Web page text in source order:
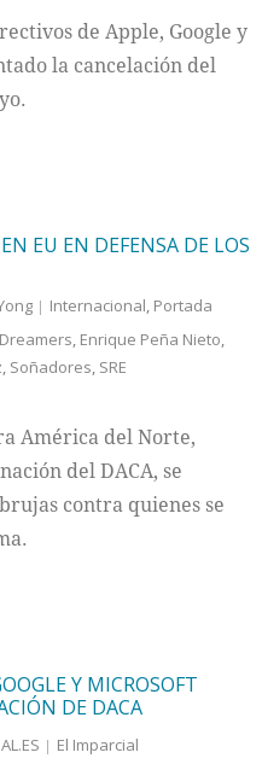
de Apple, Google y
la cancelación del
EU EN DEFENSA DE LOS
Internacional, Portada
Dreamers, Enrique Peña Nieto,
, Soñadores, SRE
América del Norte,
del DACA, se
contra quienes se
Y MICROSOFT
DE DACA
El Imparcial